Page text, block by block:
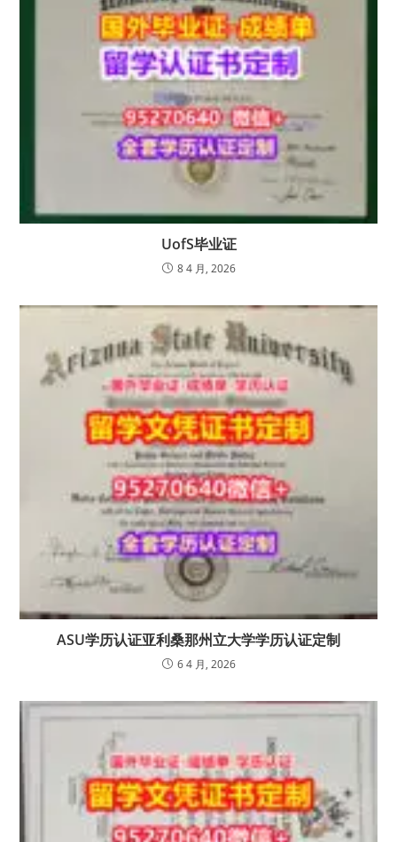
UofS毕业证
8 4 月, 2026
ASU学历认证亚利桑那州立大学学历认证定制
6 4 月, 2026